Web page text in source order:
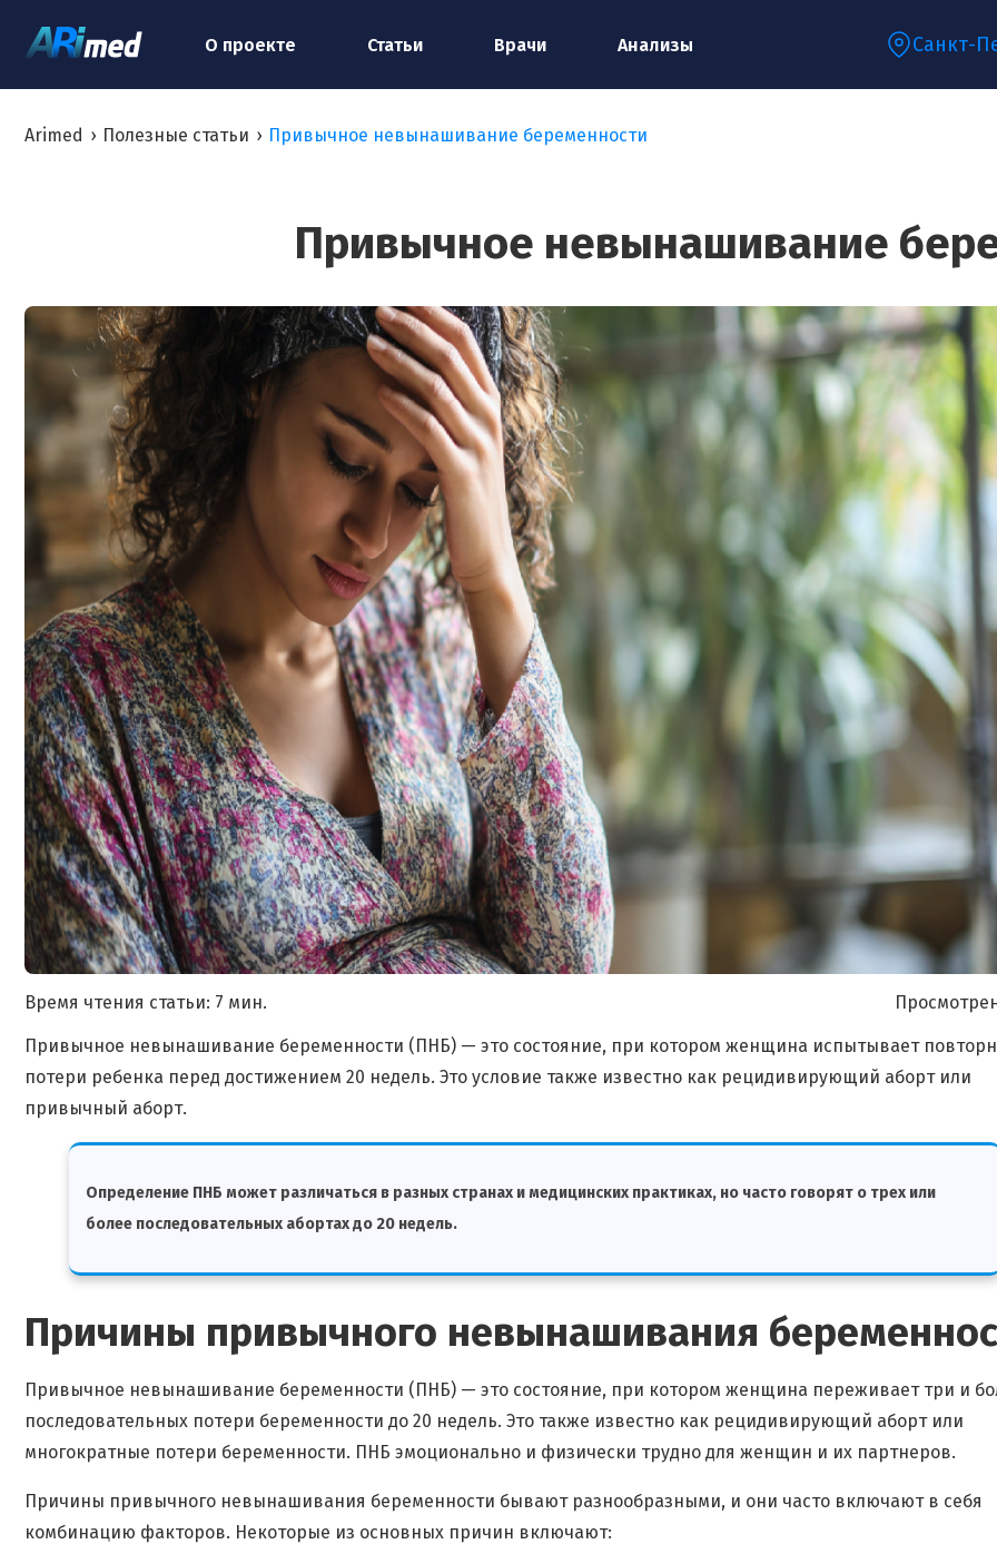
О проекте Статьи Врачи Анализы Санкт-
Arimed › Полезные статьи › Привычное невынашивание беременности
Привычное невынашивание
Время чтения статьи: 7 мин.
Привычное невынашивание беременности (ПНБ) — это состояние, при котором женщина испытывает
потери ребенка перед достижением 20 недель. Это условие также известно как рецидивирующий аборт или
привычный аборт.
Определение ПНБ может различаться в разных странах и медицинских практиках, но часто говорят о трех или
более последовательных абортах до 20 недель.
Причины привычного невынашивания
Привычное невынашивание беременности (ПНБ) — это состояние, при котором женщина переживает три и
последовательных потери беременности до 20 недель. Это также известно как рецидивирующий аборт или
многократные потери беременности. ПНБ эмоционально и физически трудно для женщин и их партнеров.
Причины привычного невынашивания беременности бывают разнообразными, и они часто включают в себя
комбинацию факторов. Некоторые из основных причин включают:
Ваш телефон:*
Ваш e-mail:*
Я согласен на обработку моих персональных данных